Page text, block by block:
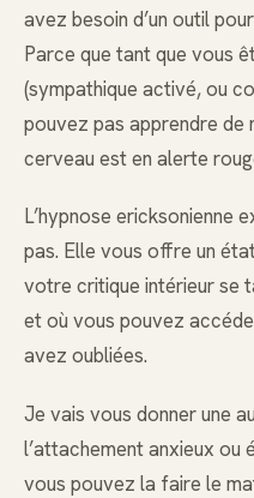
avez besoin d’un outil
Parce que tant que vous
(sympathique activé, ou
pouvez pas apprendre de
cerveau est en alerte
L’hypnose ericksonienne
pas. Elle vous offre un
votre critique intérieur se
et où vous pouvez
avez oubliées.
Je vais vous donner une
l’attachement anxieux ou
vous pouvez la faire le